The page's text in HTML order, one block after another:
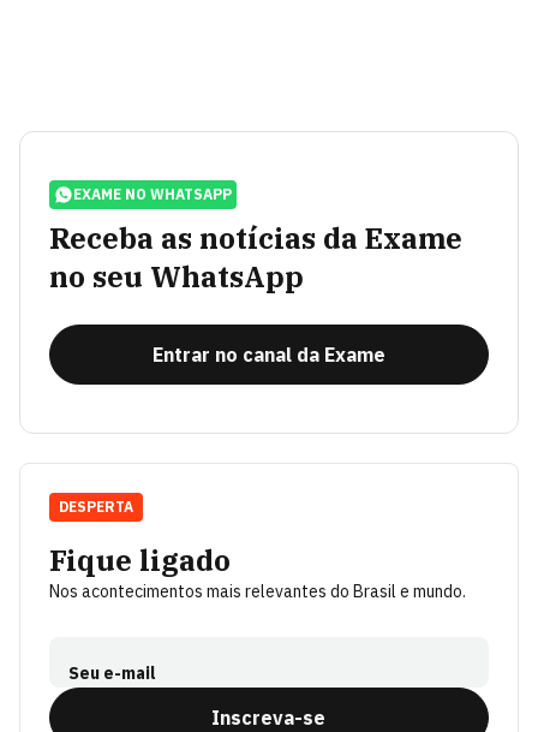
EXAME NO WHATSAPP
Receba as notícias da Exame
no seu WhatsApp
Entrar no canal da Exame
Fique ligado
Nos acontecimentos mais relevantes do Brasil e mundo.
Seu e-mail
Inscreva-se
DESPERTA